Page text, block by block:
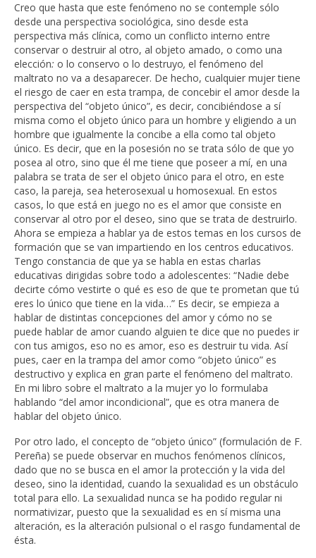
Creo que hasta que este fenómeno no se contemple sólo
desde una perspectiva sociológica, sino desde esta
perspectiva más clínica, como un conflicto interno entre
conservar o destruir al otro, al objeto amado, o como una
elección: o lo conservo o lo destruyo, el fenómeno del
maltrato no va a desaparecer. De hecho, cualquier mujer tiene
el riesgo de caer en esta trampa, de concebir el amor desde la
perspectiva del “objeto único”, es decir, concibiéndose a sí
misma como el objeto único para un hombre y eligiendo a un
hombre que igualmente la concibe a ella como tal objeto
único. Es decir, que en la posesión no se trata sólo de que yo
posea al otro, sino que él me tiene que poseer a mí, en una
palabra se trata de ser el objeto único para el otro, en este
caso, la pareja, sea heterosexual u homosexual. En estos
casos, lo que está en juego no es el amor que consiste en
conservar al otro por el deseo, sino que se trata de destruirlo.
Ahora se empieza a hablar ya de estos temas en los cursos de
formación que se van impartiendo en los centros educativos.
Tengo constancia de que ya se habla en estas charlas
educativas dirigidas sobre todo a adolescentes: “Nadie debe
decirte cómo vestirte o qué es eso de que te prometan que tú
eres lo único que tiene en la vida…” Es decir, se empieza a
hablar de distintas concepciones del amor y cómo no se
puede hablar de amor cuando alguien te dice que no puedes ir
con tus amigos, eso no es amor, eso es destruir tu vida. Así
pues, caer en la trampa del amor como “objeto único” es
destructivo y explica en gran parte el fenómeno del maltrato.
En mi libro sobre el maltrato a la mujer yo lo formulaba
hablando “del amor incondicional”, que es otra manera de
hablar del objeto único.
Por otro lado, el concepto de “objeto único” (formulación de F.
Pereña) se puede observar en muchos fenómenos clínicos,
dado que no se busca en el amor la protección y la vida del
deseo, sino la identidad, cuando la sexualidad es un obstáculo
total para ello. La sexualidad nunca se ha podido regular ni
normativizar, puesto que la sexualidad es en sí misma una
alteración, es la alteración pulsional o el rasgo fundamental de
ésta.